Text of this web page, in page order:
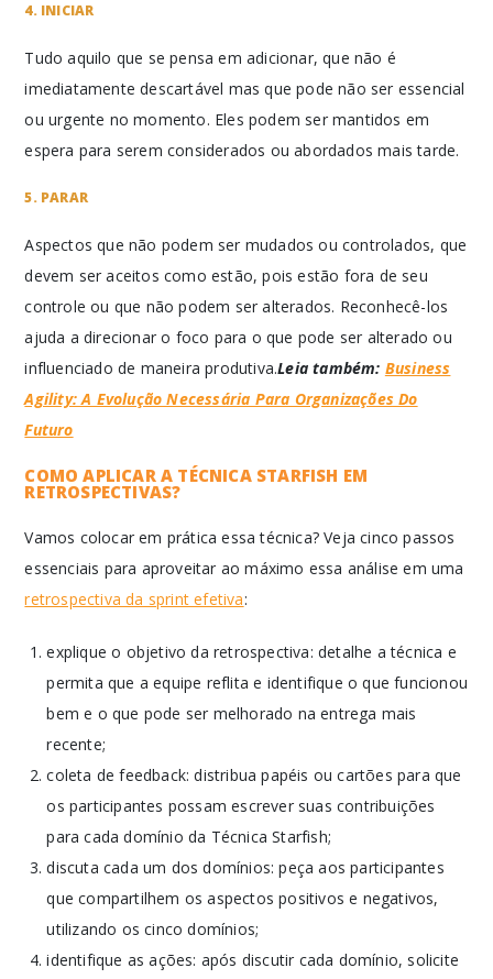
4. INICIAR
Tudo aquilo que se pensa em adicionar, que não é
imediatamente descartável mas que pode não ser essencial
ou urgente no momento. Eles podem ser mantidos em
espera para serem considerados ou abordados mais tarde.
5. PARAR
Aspectos que não podem ser mudados ou controlados, que
devem ser aceitos como estão, pois estão fora de seu
controle ou que não podem ser alterados. Reconhecê-los
ajuda a direcionar o foco para o que pode ser alterado ou
influenciado de maneira produtiva.Leia também: Business
Agility: A Evolução Necessária Para Organizações Do
Futuro
COMO APLICAR A TÉCNICA STARFISH EM
RETROSPECTIVAS?
Vamos colocar em prática essa técnica? Veja cinco passos
essenciais para aproveitar ao máximo essa análise em uma
retrospectiva da sprint efetiva:
explique o objetivo da retrospectiva: detalhe a técnica e
permita que a equipe reflita e identifique o que funcionou
bem e o que pode ser melhorado na entrega mais
recente;
coleta de feedback: distribua papéis ou cartões para que
os participantes possam escrever suas contribuições
para cada domínio da Técnica Starfish;
discuta cada um dos domínios: peça aos participantes
que compartilhem os aspectos positivos e negativos,
utilizando os cinco domínios;
identifique as ações: após discutir cada domínio, solicite